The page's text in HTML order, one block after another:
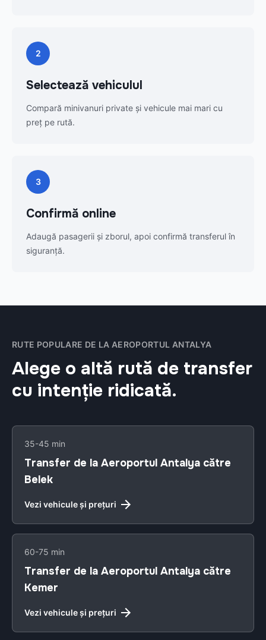
2
Selectează vehiculul
Compară minivanuri private și vehicule mai mari cu
preț pe rută.
3
Confirmă online
Adaugă pasagerii și zborul, apoi confirmă transferul în
siguranță.
RUTE POPULARE DE LA AEROPORTUL ANTALYA
Alege o altă rută de transfer
cu intenție ridicată.
35-45 min
Transfer de la Aeroportul Antalya către
Belek
Vezi vehicule și prețuri
60-75 min
Transfer de la Aeroportul Antalya către
Kemer
Vezi vehicule și prețuri